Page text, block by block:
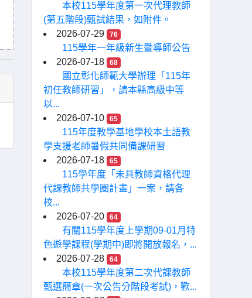
本校115學年度第一次代理教師
(第五階段)甄試結果，如附件。
2026-07-29
76
115學年一年級新生暨導師公告
2026-07-18
68
國立彰化師範大學辦理「115年
初任教師研習」，請本縣高級中等
以...
2026-07-10
65
115年度教學基地學校本土語教
學支援老師暑假共同備課研習
2026-07-18
65
115學年度「未具教師資格代理
代課教師共學圈計畫」一案，請各
校...
2026-07-20
64
有關115學年度上學期09-01月特
色遊學課程(學期中)即將開放報名，...
2026-07-28
64
本校115學年度第二次代課教師
甄選簡章(一次公告分階段考試)，歡...